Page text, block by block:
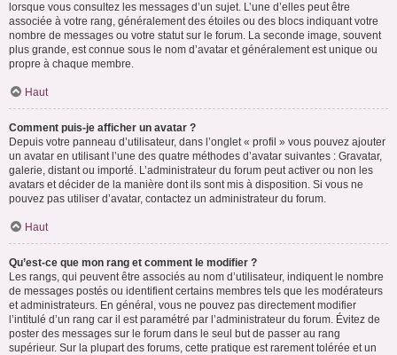
lorsque vous consultez les messages d’un sujet. L’une d’elles peut être
associée à votre rang, généralement des étoiles ou des blocs indiquant votre
nombre de messages ou votre statut sur le forum. La seconde image, souvent
plus grande, est connue sous le nom d’avatar et généralement est unique ou
propre à chaque membre.
Haut
Comment puis-je afficher un avatar ?
Depuis votre panneau d’utilisateur, dans l’onglet « profil » vous pouvez ajouter
un avatar en utilisant l’une des quatre méthodes d’avatar suivantes : Gravatar,
galerie, distant ou importé. L’administrateur du forum peut activer ou non les
avatars et décider de la manière dont ils sont mis à disposition. Si vous ne
pouvez pas utiliser d’avatar, contactez un administrateur du forum.
Haut
Qu’est-ce que mon rang et comment le modifier ?
Les rangs, qui peuvent être associés au nom d’utilisateur, indiquent le nombre
de messages postés ou identifient certains membres tels que les modérateurs
et administrateurs. En général, vous ne pouvez pas directement modifier
l’intitulé d’un rang car il est paramétré par l’administrateur du forum. Évitez de
poster des messages sur le forum dans le seul but de passer au rang
supérieur. Sur la plupart des forums, cette pratique est rarement tolérée et un